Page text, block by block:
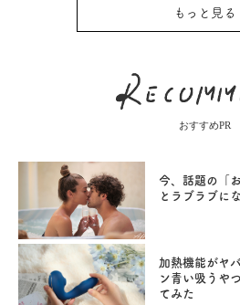
もっと見る
おすすめPR
今、話題の「
とラブラブに
加熱機能がヤ
ン青い吸うや
てみた